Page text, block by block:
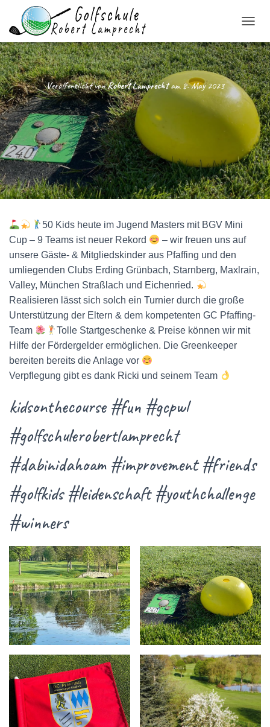
A
V
I
G
A
T
I
U
M
S
C
H
Veröffentlicht vonRobert Lamprechtam 8. May 2023
50 Kids heute im Jugend Masters mit BGV Mini
Cup – 9 Teams ist neuer Rekord
– wir freuen uns auf
unsere Gäste- & Mitgliedskinder aus Pfaffing und den
umliegenden Clubs Erding Grünbach, Starnberg, Maxlrain,
Valley, München Straßlach und Eichenried.
Realisieren lässt sich solch ein Turnier durch die große
Unterstützung der Eltern & dem kompetenten GC Pfaffing-
Team
Tolle Startgeschenke & Preise können wir mit
Hilfe der Fördergelder ermöglichen. Die Greenkeeper
bereiten bereits die Anlage vor
Verpflegung gibt es dank Ricki und seinem Team
kidsonthecourse #fun #gcpwl
#golfschulerobertlamprecht
#dabinidahoam #improvement #friends
#golfkids #leidenschaft #youthchallenge
#winners